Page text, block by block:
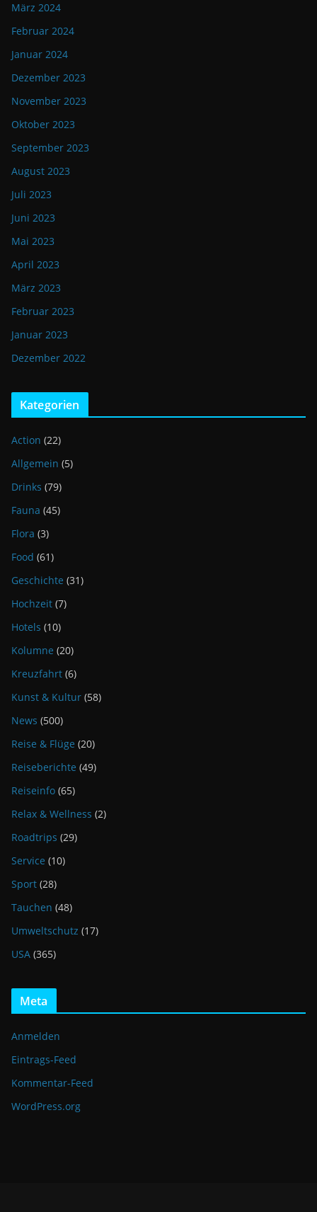
März 2024
Februar 2024
Januar 2024
Dezember 2023
November 2023
Oktober 2023
September 2023
August 2023
Juli 2023
Juni 2023
Mai 2023
April 2023
März 2023
Februar 2023
Januar 2023
Dezember 2022
Kategorien
Action (22)
Allgemein (5)
Drinks (79)
Fauna (45)
Flora (3)
Food (61)
Geschichte (31)
Hochzeit (7)
Hotels (10)
Kolumne (20)
Kreuzfahrt (6)
Kunst & Kultur (58)
News (500)
Reise & Flüge (20)
Reiseberichte (49)
Reiseinfo (65)
Relax & Wellness (2)
Roadtrips (29)
Service (10)
Sport (28)
Tauchen (48)
Umweltschutz (17)
USA (365)
Meta
Anmelden
Eintrags-Feed
Kommentar-Feed
WordPress.org